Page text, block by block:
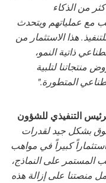
من الذكاء
مع عملياتهم ويتحدث
هذا الاستثمار من
ذاتية النمو،
منتجاتنا لتلبية
المتطورة."
التنفيذي للشؤون
بشكل جيد لقدرات
كبيراً في مواهب
المستمر على النماذج،
منصتنا على إزالة هذه